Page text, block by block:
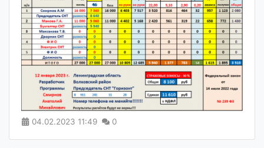
04.02.2023 11:49 0